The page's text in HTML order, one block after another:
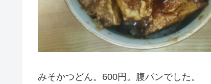
みそかつどん。600円。腹パンでした。